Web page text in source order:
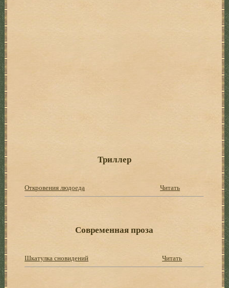
Триллер
Откровения людоеда Читать
Современная проза
Шкатулка сновидений Читать